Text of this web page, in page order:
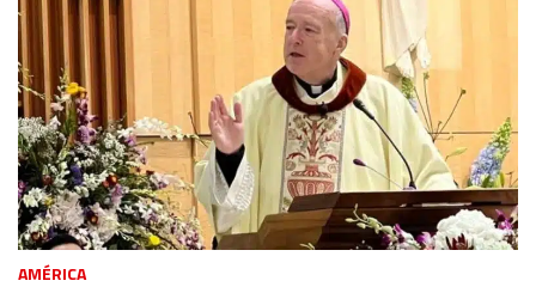
AMÉRICA
Use profiles to select personalised content
Measure advertising performance
Measure content performance
Understand audiences through statistics or combinations
of data from different sources